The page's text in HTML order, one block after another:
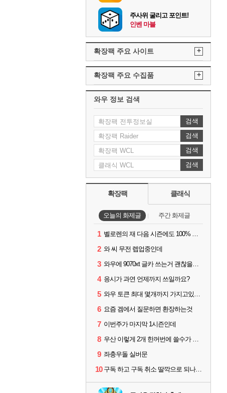
주사위 굴리고 포인트!
인벤 마블
확장팩 주요 사이트 +
확장팩 주요 수집품 +
와우 정보 검색
검색
검색
검색
검색
확장팩 클래식
오늘의 화제글 주간 화제글
1 벨로렌의 재 다음 시즌에도 100% 드랍이죠??
2 와 씨 무전 렙업중인데
3 와우에 9070xt 글카 쓰는거 괜찮을까요?
4 응시가 과연 언제까지 쓰일까요?
5 와우 토큰 최대 몇개까지 가지고있을수있나요?
6 요즘 겜에서 질문하면 환장하는것
7 이번주가 마지막 1시즌인데
8 우산 이렇게 2개 한꺼번에 쓸수가 있네요
9 좌충우돌 실버문
10 구독 하고 구독 취소 딸깍으로 되나요?